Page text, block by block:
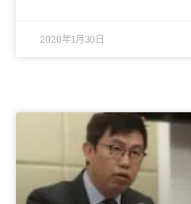
2020年1月30日